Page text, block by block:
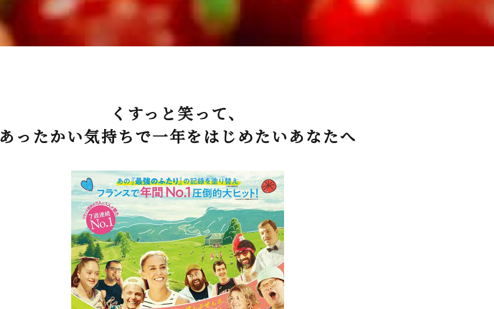
くすっと笑って、
あったかい気持ちで一年をはじめたいあなたへ